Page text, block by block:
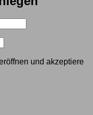
und akzeptiere